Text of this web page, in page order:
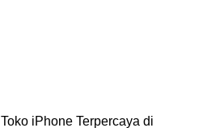
Toko iPhone Terpercaya di